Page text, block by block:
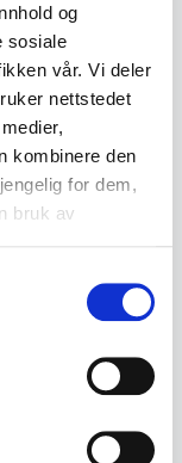
og
sosiale
vår. Vi deler
nettstedet
kombinere den
for dem,
bruk av
a ring binder
of
and
pages